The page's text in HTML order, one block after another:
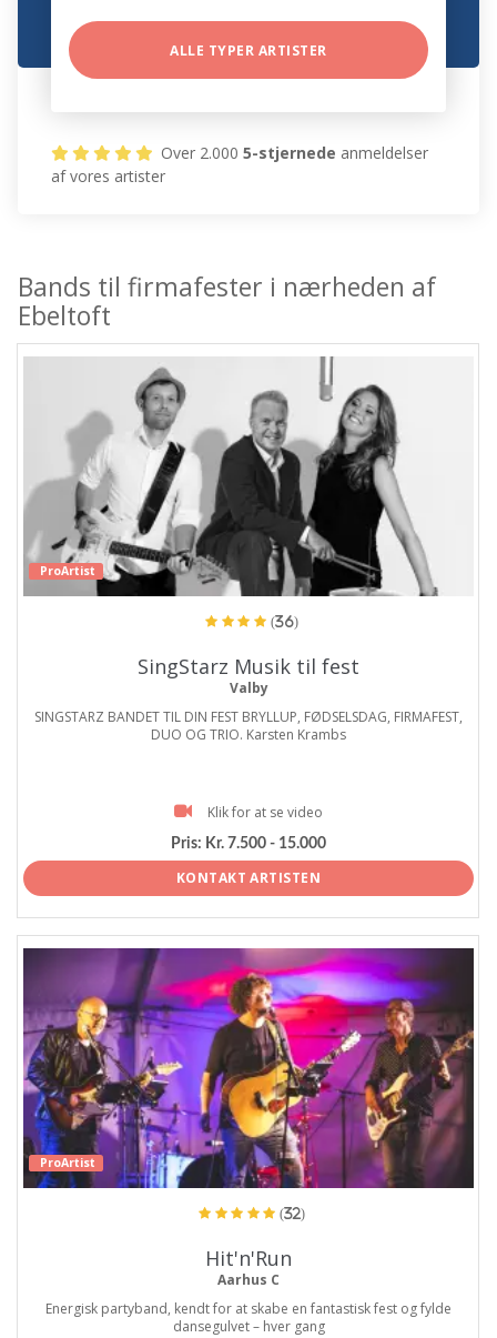
ALLE TYPER ARTISTER
Over 2.0005-stjernede anmeldelser
af vores artister
Bands til firmafester i nærheden af
Ebeltoft
ProArtist
(36)
SingStarz Musik til fest
Valby
SINGSTARZ BANDET TIL DIN FEST BRYLLUP, FØDSELSDAG, FIRMAFEST,
DUO OG TRIO. Karsten Krambs
Klik for at se video
Pris: Kr. 7.500 - 15.000
KONTAKT ARTISTEN
ProArtist
(32)
Hit'n'Run
Aarhus C
Energisk partyband, kendt for at skabe en fantastisk fest og fylde
dansegulvet – hver gang